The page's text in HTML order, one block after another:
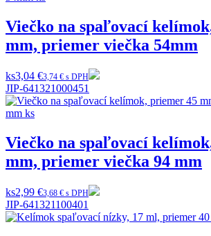
Viečko na spaľovací
mm, priemer viečka 54mm
ks3,04 €3,74 € s DPH
JIP-641321000451
Viečko na spaľovací
mm, priemer viečka 94 mm
ks2,99 €3,68 € s DPH
JIP-641321100401